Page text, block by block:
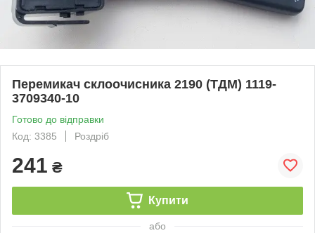
Перемикач склоочисника 2190 (ТДМ) 1119-
3709340-10
Готово до відправки
Код: 3385
Роздріб
241 ₴
Купити
або